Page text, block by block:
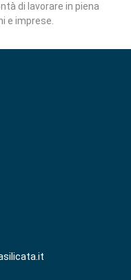
di lavorare in piena
e imprese.